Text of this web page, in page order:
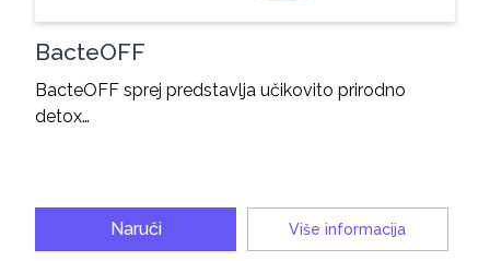
BacteOFF
BacteOFF sprej predstavlja učikovito prirodno
detox…
Naruči Više informacija